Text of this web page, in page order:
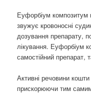
Еуфорбіум композитум
звужує кровоносні
дозування препарату,
лікування. Еуфорбіум
самостійний препарат,
Активні речовини
прискорюючи тим